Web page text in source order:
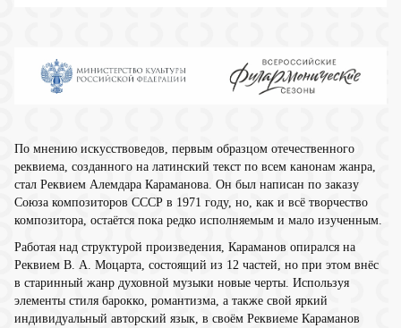
По мнению искусствоведов, первым образцом отечественного
реквиема, созданного на латинский текст по всем канонам жанра,
стал Реквием Алемдара Караманова. Он был написан по заказу
Союза композиторов СССР в 1971 году, но, как и всё творчество
композитора, остаётся пока редко исполняемым и мало изученным.
Работая над структурой произведения, Караманов опирался на
Реквием В. А. Моцарта, состоящий из 12 частей, но при этом внёс
в старинный жанр духовной музыки новые черты. Используя
элементы стиля барокко, романтизма, а также свой яркий
индивидуальный авторский язык, в своём Реквиеме Караманов